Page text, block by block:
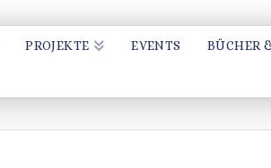
PROJEKTE EVENTS BÜCHER